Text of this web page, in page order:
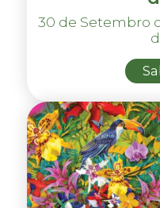
30 de Setembro